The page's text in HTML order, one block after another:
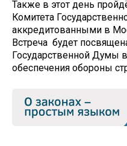
Также в этот день
Комитета
аккредитованными в
Встреча будет
Государственной Думы
обеспечения обороны